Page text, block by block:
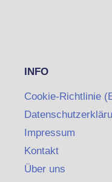
INFO
Cookie-Richtlinie
Impressum
Kontakt
Über uns